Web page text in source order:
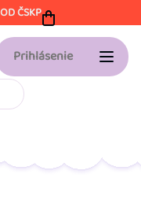
ČSKP
Prihlásenie